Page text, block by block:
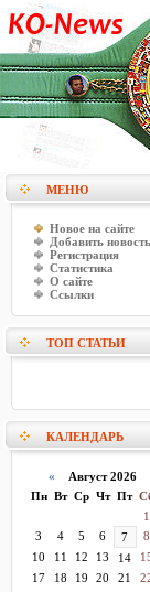
МЕНЮ
Новое на сайте
Добавить новость
Регистрация
Статистика
О сайте
Ссылки
ТОП СТАТЬИ
КАЛЕНДАРЬ
« Август 2026
Пн Вт Ср Чт Пт
1
3
4 5 6 7 8
10
11 12 13 14
17
18 19 20 21